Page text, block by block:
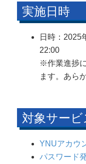
実施日時
日時：2025
22:00
※作業進捗
ます。あら
対象サービ
YNUアカウ
パスワード